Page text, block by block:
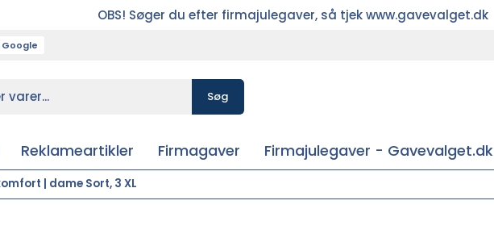
OBS! Søger du efter firmajulegaver, så tjek www.gavevalget.dk
Google
Søg
Reklameartikler Firmagaver Firmajulegaver - Gavevalget.dk
| dame Sort, 3 XL